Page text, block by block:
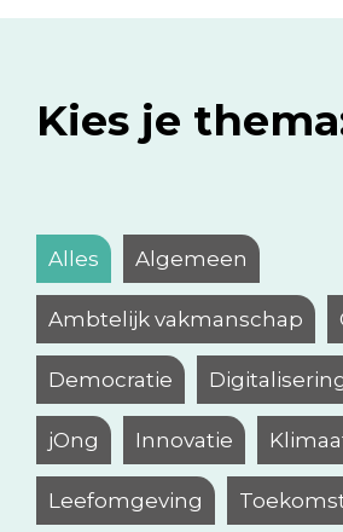
Kies je
Alles Algemeen
Ambtelijk vakmanschap
Democratie
jOng Innovatie
Leefomgeving